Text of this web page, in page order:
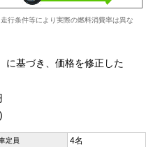
行条件等により実際の燃料消費率は異な
に基づき、価格を修正した
定員 4名